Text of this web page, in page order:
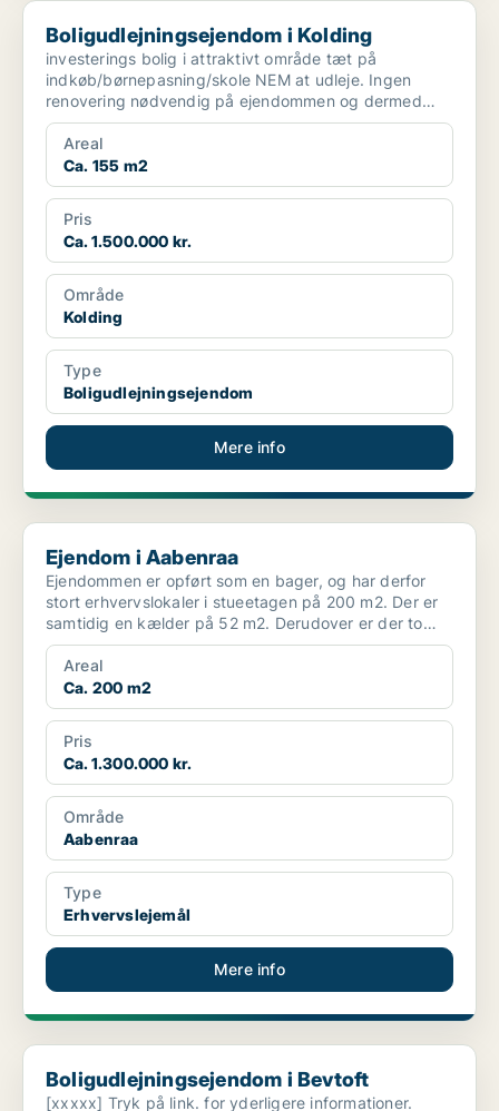
Boligudlejningsejendom i Kolding
Boligudlejningsejendom i Kolding
investerings bolig i attraktivt område tæt på
indkøb/børnepasning/skole NEM at udleje. Ingen
renovering nødvendig på ejendommen og dermed
kan man udleje fra ...
Areal
Ca. 155 m2
Pris
Ca. 1.500.000 kr.
Område
Kolding
Type
Boligudlejningsejendom
Mere info
Ejendom i Aabenraa
Ejendom i Aabenraa
Ejendommen er opført som en bager, og har derfor
stort erhvervslokaler i stueetagen på 200 m2. Der er
samtidig en kælder på 52 m2. Derudover er der to
sær...
Areal
Ca. 200 m2
Pris
Ca. 1.300.000 kr.
Område
Aabenraa
Type
Erhvervslejemål
Mere info
Boligudlejningsejendom i Bevtoft
Boligudlejningsejendom i Bevtoft
[xxxxx] Tryk på link. for yderligere informationer.